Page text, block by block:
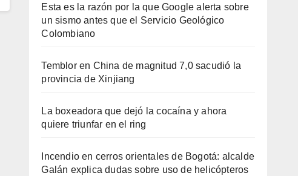
Esta es la razón por la que Google alerta sobre
un sismo antes que el Servicio Geológico
Colombiano
Temblor en China de magnitud 7,0 sacudió la
provincia de Xinjiang
La boxeadora que dejó la cocaína y ahora
quiere triunfar en el ring​
Incendio en cerros orientales de Bogotá: alcalde
Galán explica dudas sobre uso de helicópteros